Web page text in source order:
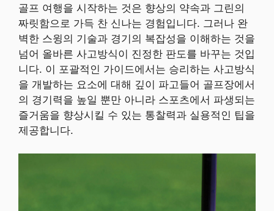
골프 여행을 시작하는 것은 향상의 약속과 그린의
짜릿함으로 가득 찬 신나는 경험입니다. 그러나 완
벽한 스윙의 기술과 경기의 복잡성을 이해하는 것을
넘어 올바른 사고방식이 진정한 판도를 바꾸는 것입
니다. 이 포괄적인 가이드에서는 승리하는 사고방식
을 개발하는 요소에 대해 깊이 파고들어 골프장에서
의 경기력을 높일 뿐만 아니라 스포츠에서 파생되는
즐거움을 향상시킬 수 있는 통찰력과 실용적인 팁을
제공합니다.